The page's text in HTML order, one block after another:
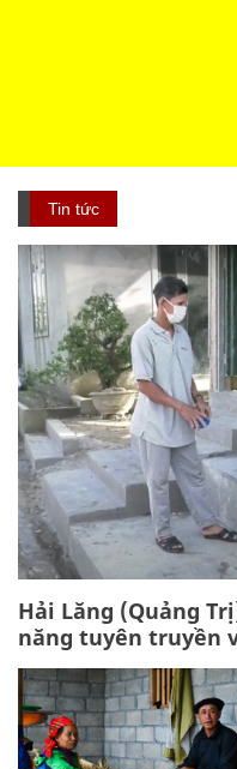
Tin tức
Hải Lăng (Quảng
năng tuyên truyền